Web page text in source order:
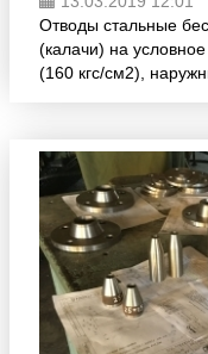
Отводы стальные
(калачи) на
(160 кгс/см2),